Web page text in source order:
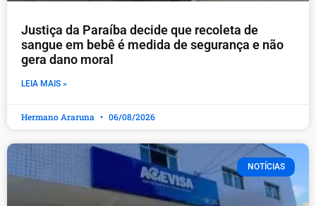
Justiça da Paraíba decide que recoleta de
sangue em bebê é medida de segurança e não
gera dano moral
LEIA MAIS »
Hermano Araruna 06/08/2026
NOTÍCIAS